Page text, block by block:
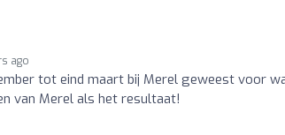
ago
tot eind maart bij Merel geweest voor
van Merel als het resultaat!